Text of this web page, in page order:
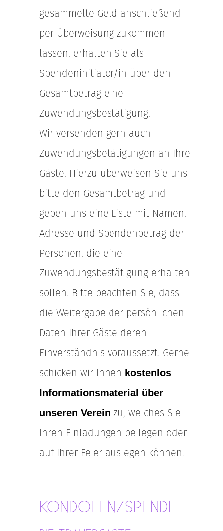
gesammelte Geld anschließend
per Überweisung zukommen
lassen, erhalten Sie als
Spendeninitiator/in über den
Gesamtbetrag eine
Zuwendungsbestätigung.
Wir versenden gern auch
Zuwendungsbetätigungen an Ihre
Gäste. Hierzu überweisen Sie uns
bitte den Gesamtbetrag und
geben uns eine Liste mit Namen,
Adresse und Spendenbetrag der
Personen, die eine
Zuwendungsbestätigung erhalten
sollen. Bitte beachten Sie, dass
die Weitergabe der persönlichen
Daten Ihrer Gäste deren
Einverständnis voraussetzt. Gerne
schicken wir Ihnen kostenlos
Informationsmaterial über
unseren Verein zu, welches Sie
Ihren Einladungen beilegen oder
auf Ihrer Feier auslegen können.
KONDOLENZSPENDE